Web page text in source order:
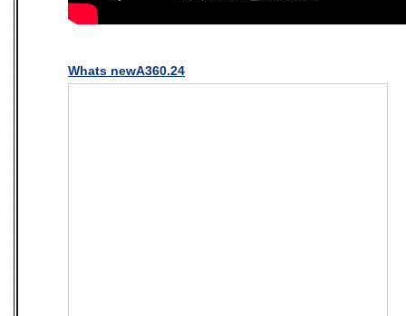
Whats newA360.24